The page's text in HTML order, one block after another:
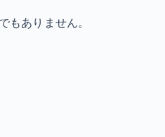
もありません。